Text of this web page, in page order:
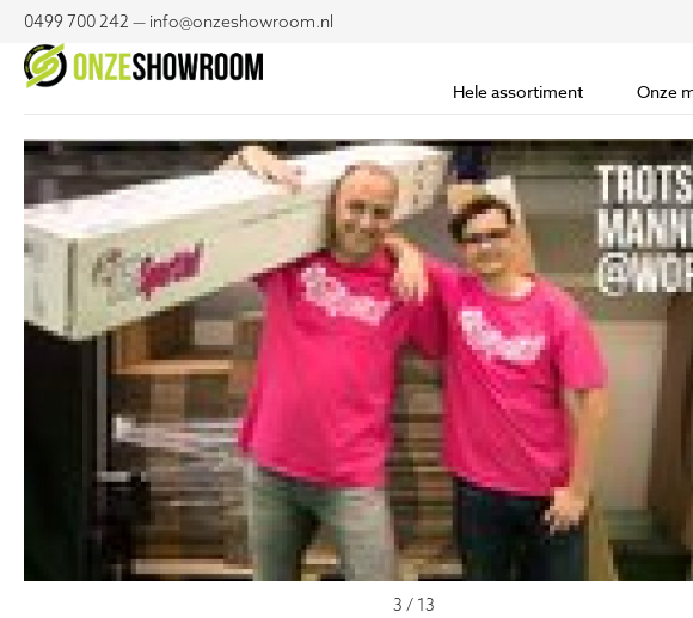
0499 700 242 — info@onzeshowroom.nl
Hele assortiment Onze
3 / 13